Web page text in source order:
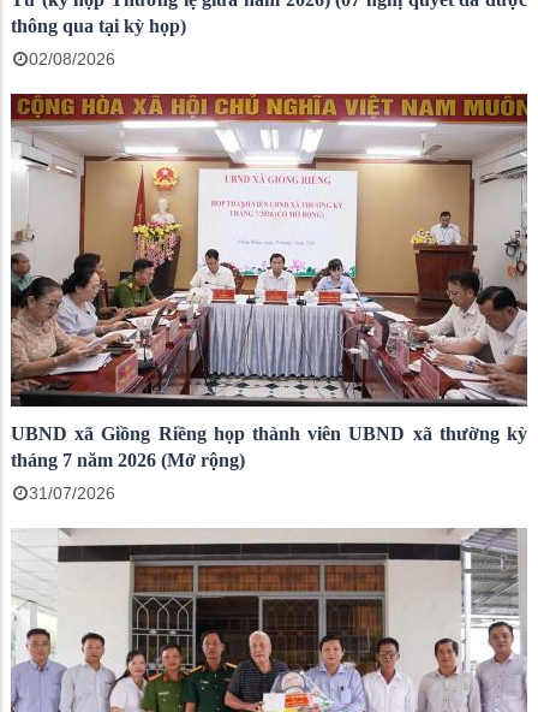
thông qua tại kỳ họp)
02/08/2026
UBND xã Giồng Riềng họp thành viên UBND xã thường kỳ
tháng 7 năm 2026 (Mở rộng)
31/07/2026